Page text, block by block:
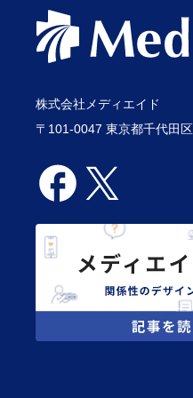
株式会社メディエイド
〒101-0047 東京都千代田